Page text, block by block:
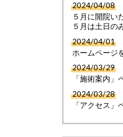
2024/04/08
５月に開院い
５月は土日の
2024/04/01
ホームページ
2024/03/29
「施術案内」
2024/03/28
「アクセス」